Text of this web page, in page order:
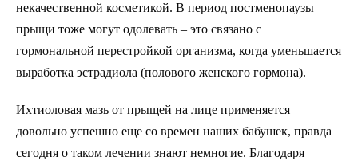
некачественной косметикой. В период постменопаузы
прыщи тоже могут одолевать – это связано с
гормональной перестройкой организма, когда уменьшается
выработка эстрадиола (полового женского гормона).
Ихтиоловая мазь от прыщей на лице применяется
довольно успешно еще со времен наших бабушек, правда
сегодня о таком лечении знают немногие. Благодаря